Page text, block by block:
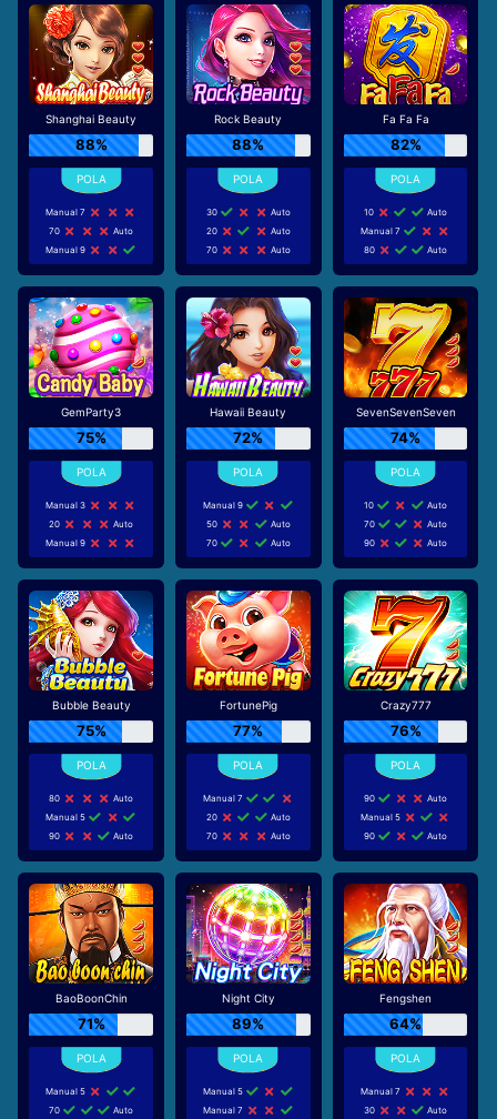
Shanghai Beauty
88%
Manual 7
70
Auto
Manual 9
Rock Beauty
88%
30
Auto
20
Auto
70
Auto
Fa Fa Fa
82%
10
Auto
Manual 7
80
Auto
GemParty3
75%
Manual 3
20
Auto
Manual 9
Hawaii Beauty
72%
Manual 9
50
Auto
70
Auto
SevenSevenSeven
74%
10
Auto
70
Auto
90
Auto
Bubble Beauty
75%
80
Auto
Manual 5
90
Auto
FortunePig
77%
Manual 7
20
Auto
70
Auto
Crazy777
76%
90
Auto
Manual 5
90
Auto
BaoBoonChin
71%
Manual 5
70
Auto
Night City
89%
Manual 5
Manual 7
Fengshen
64%
Manual 7
30
Auto